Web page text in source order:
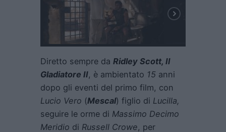
Diretto sempre da Ridley Scott, Il
Gladiatore II, è ambientato 15 anni
dopo gli eventi del primo film, con
Lucio Vero (Mescal) figlio di Lucilla,
seguire le orme di Massimo Decimo
Meridio di Russell Crowe, per